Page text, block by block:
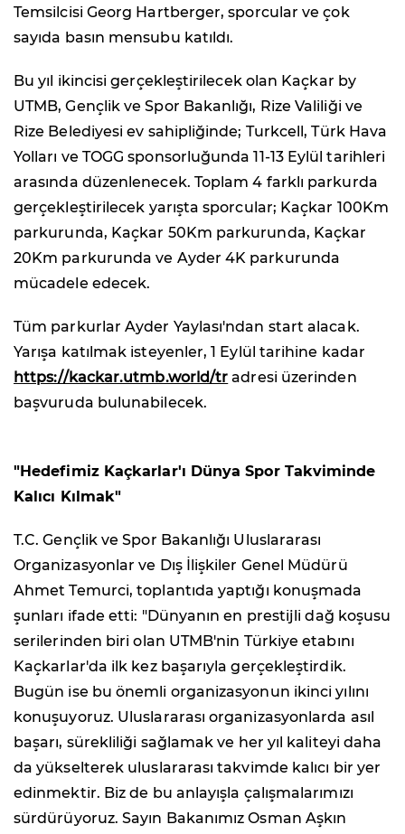
Temsilcisi Georg Hartberger, sporcular ve çok
sayıda basın mensubu katıldı.
Bu yıl ikincisi gerçekleştirilecek olan Kaçkar by
UTMB, Gençlik ve Spor Bakanlığı, Rize Valiliği ve
Rize Belediyesi ev sahipliğinde; Turkcell, Türk Hava
Yolları ve TOGG sponsorluğunda 11-13 Eylül tarihleri
arasında düzenlenecek. Toplam 4 farklı parkurda
gerçekleştirilecek yarışta sporcular; Kaçkar 100Km
parkurunda, Kaçkar 50Km parkurunda, Kaçkar
20Km parkurunda ve Ayder 4K parkurunda
mücadele edecek.
Tüm parkurlar Ayder Yaylası'ndan start alacak.
Yarışa katılmak isteyenler, 1 Eylül tarihine kadar
https://kackar.utmb.world/tr adresi üzerinden
başvuruda bulunabilecek.
"Hedefimiz Kaçkarlar'ı Dünya Spor Takviminde
Kalıcı Kılmak"
T.C. Gençlik ve Spor Bakanlığı Uluslararası
Organizasyonlar ve Dış İlişkiler Genel Müdürü
Ahmet Temurci, toplantıda yaptığı konuşmada
şunları ifade etti: "Dünyanın en prestijli dağ koşusu
serilerinden biri olan UTMB'nin Türkiye etabını
Kaçkarlar'da ilk kez başarıyla gerçekleştirdik.
Bugün ise bu önemli organizasyonun ikinci yılını
konuşuyoruz. Uluslararası organizasyonlarda asıl
başarı, sürekliliği sağlamak ve her yıl kaliteyi daha
da yükselterek uluslararası takvimde kalıcı bir yer
edinmektir. Biz de bu anlayışla çalışmalarımızı
sürdürüyoruz. Sayın Bakanımız Osman Aşkın